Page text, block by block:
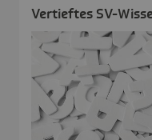
Vertieftes SV-